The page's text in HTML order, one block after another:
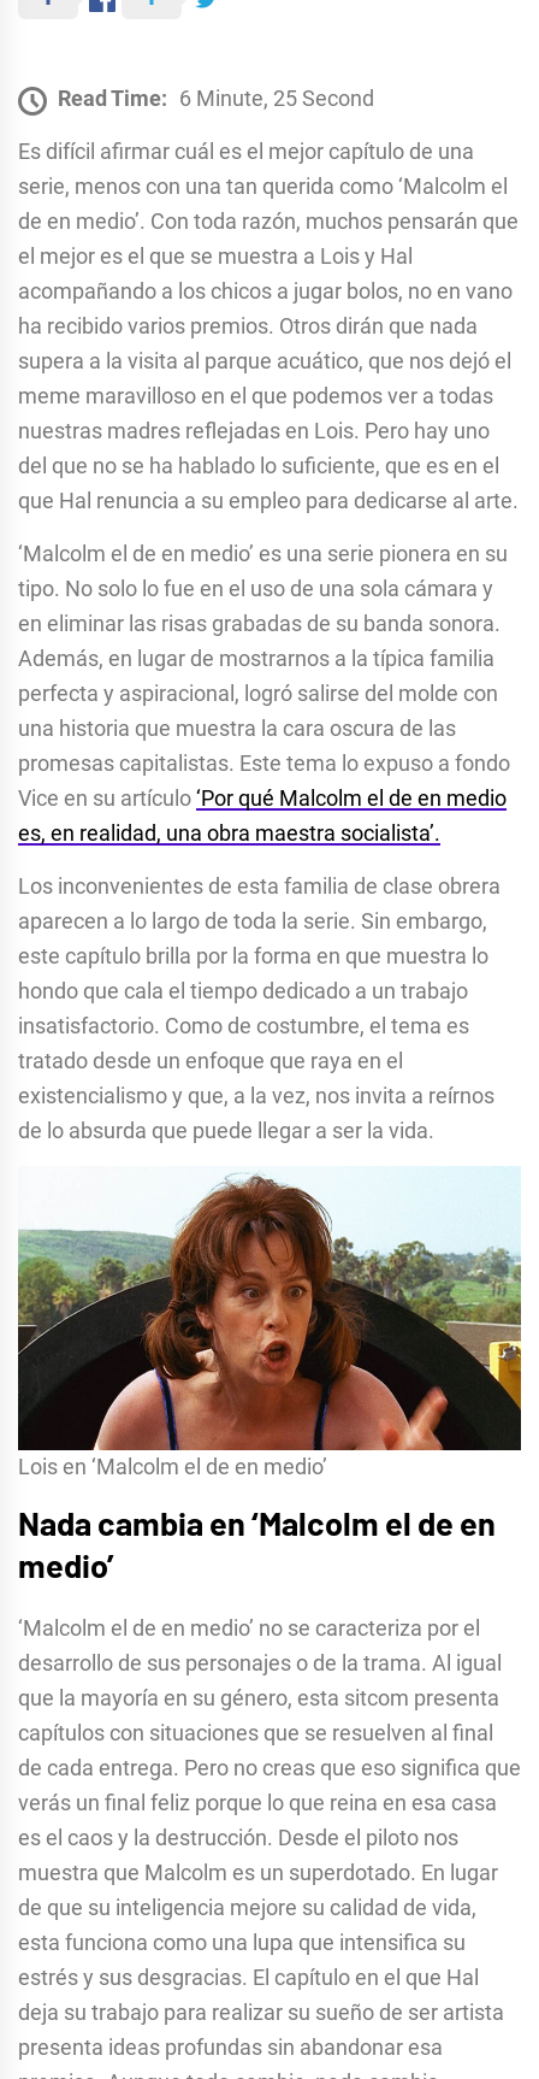
Read Time: 6 Minute, 25 Second
Es difícil afirmar cuál es el mejor capítulo de una
serie, menos con una tan querida como ‘Malcolm el
de en medio’. Con toda razón, muchos pensarán que
el mejor es el que se muestra a Lois y Hal
acompañando a los chicos a jugar bolos, no en vano
ha recibido varios premios. Otros dirán que nada
supera a la visita al parque acuático, que nos dejó el
meme maravilloso en el que podemos ver a todas
nuestras madres reflejadas en Lois. Pero hay uno
del que no se ha hablado lo suficiente, que es en el
que Hal renuncia a su empleo para dedicarse al arte.
‘Malcolm el de en medio’ es una serie pionera en su
tipo. No solo lo fue en el uso de una sola cámara y
en eliminar las risas grabadas de su banda sonora.
Además, en lugar de mostrarnos a la típica familia
perfecta y aspiracional, logró salirse del molde con
una historia que muestra la cara oscura de las
promesas capitalistas. Este tema lo expuso a fondo
Vice en su artículo‘Por qué Malcolm el de en medio
es, en realidad, una obra maestra socialista’.
Los inconvenientes de esta familia de clase obrera
aparecen a lo largo de toda la serie. Sin embargo,
este capítulo brilla por la forma en que muestra lo
hondo que cala el tiempo dedicado a un trabajo
insatisfactorio. Como de costumbre, el tema es
tratado desde un enfoque que raya en el
existencialismo y que, a la vez, nos invita a reírnos
de lo absurda que puede llegar a ser la vida.
Lois en ‘Malcolm el de en medio’
Nada cambia en ‘Malcolm el de en
medio’
‘Malcolm el de en medio’ no se caracteriza por el
desarrollo de sus personajes o de la trama. Al igual
que la mayoría en su género, esta sitcom presenta
capítulos con situaciones que se resuelven al final
de cada entrega. Pero no creas que eso significa que
verás un final feliz porque lo que reina en esa casa
es el caos y la destrucción. Desde el piloto nos
muestra que Malcolm es un superdotado. En lugar
de que su inteligencia mejore su calidad de vida,
esta funciona como una lupa que intensifica su
estrés y sus desgracias. El capítulo en el que Hal
deja su trabajo para realizar su sueño de ser artista
presenta ideas profundas sin abandonar esa